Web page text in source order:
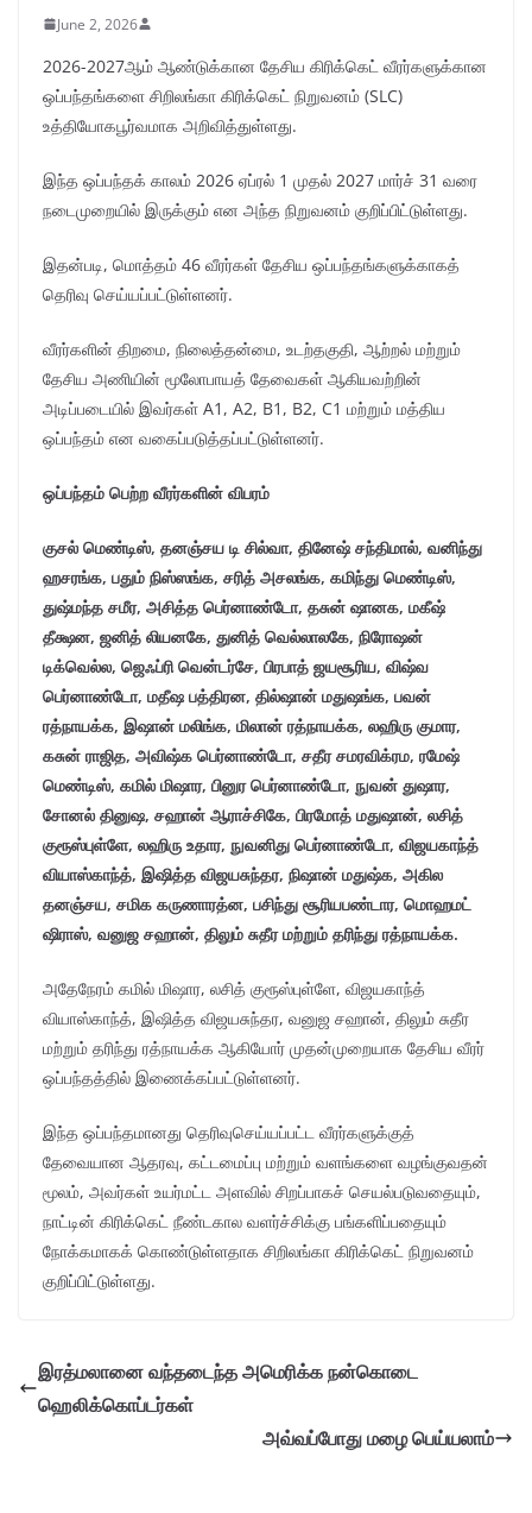
June 2, 2026
2026-2027ஆம் ஆண்டுக்கான தேசிய கிரிக்கெட் வீரர்களுக்கான
ஒப்பந்தங்களை சிறிலங்கா கிரிக்கெட் நிறுவனம் (SLC)
உத்தியோகபூர்வமாக அறிவித்துள்ளது.
இந்த ஒப்பந்தக் காலம் 2026 ஏப்ரல் 1 முதல் 2027 மார்ச் 31 வரை
நடைமுறையில் இருக்கும் என அந்த நிறுவனம் குறிப்பிட்டுள்ளது.
இதன்படி, மொத்தம் 46 வீரர்கள் தேசிய ஒப்பந்தங்களுக்காகத்
தெரிவு செய்யப்பட்டுள்ளனர்.
வீரர்களின் திறமை, நிலைத்தன்மை, உடற்தகுதி, ஆற்றல் மற்றும்
தேசிய அணியின் மூலோபாயத் தேவைகள் ஆகியவற்றின்
அடிப்படையில் இவர்கள் A1, A2, B1, B2, C1 மற்றும் மத்திய
ஒப்பந்தம் என வகைப்படுத்தப்பட்டுள்ளனர்.
ஒப்பந்தம் பெற்ற வீரர்களின் விபரம்
குசல் மெண்டிஸ், தனஞ்சய டி சில்வா, தினேஷ் சந்திமால், வனிந்து
ஹசரங்க, பதும் நிஸ்ஸங்க, சரித் அசலங்க, கமிந்து மெண்டிஸ்,
துஷ்மந்த சமீர, அசித்த பெர்னாண்டோ, தசுன் ஷானக, மகீஷ்
தீக்ஷன, ஜனித் லியனகே, துனித் வெல்லாலகே, நிரோஷன்
டிக்வெல்ல, ஜெஃப்ரி வென்டர்சே, பிரபாத் ஜயசூரிய, விஷ்வ
பெர்னாண்டோ, மதீஷ பத்திரன, தில்ஷான் மதுஷங்க, பவன்
ரத்நாயக்க, இஷான் மலிங்க, மிலான் ரத்நாயக்க, லஹிரு குமார,
கசுன் ராஜித, அவிஷ்க பெர்னாண்டோ, சதீர சமரவிக்ரம, ரமேஷ்
மெண்டிஸ், கமில் மிஷார, பினுர பெர்னாண்டோ, நுவன் துஷார,
சோனல் தினுஷ, சஹான் ஆராச்சிகே, பிரமோத் மதுஷான், லசித்
குரூஸ்புள்ளே, லஹிரு உதார, நுவனிது பெர்னாண்டோ, விஜயகாந்த்
வியாஸ்காந்த், இஷித்த விஜயசுந்தர, நிஷான் மதுஷ்க, அகில
தனஞ்சய, சமிக கருணாரத்ன, பசிந்து சூரியபண்டார, மொஹமட்
ஷிராஸ், வனுஜ சஹான், திலும் சுதீர மற்றும் தரிந்து ரத்நாயக்க.
அதேநேரம் கமில் மிஷார, லசித் குரூஸ்புள்ளே, விஜயகாந்த்
வியாஸ்காந்த், இஷித்த விஜயசுந்தர, வனுஜ சஹான், திலும் சுதீர
மற்றும் தரிந்து ரத்நாயக்க ஆகியோர் முதன்முறையாக தேசிய வீரர்
ஒப்பந்தத்தில் இணைக்கப்பட்டுள்ளனர்.
இந்த ஒப்பந்தமானது தெரிவுசெய்யப்பட்ட வீரர்களுக்குத்
தேவையான ஆதரவு, கட்டமைப்பு மற்றும் வளங்களை வழங்குவதன்
மூலம், அவர்கள் உயர்மட்ட அளவில் சிறப்பாகச் செயல்படுவதையும்,
நாட்டின் கிரிக்கெட் நீண்டகால வளர்ச்சிக்கு பங்களிப்பதையும்
நோக்கமாகக் கொண்டுள்ளதாக சிறிலங்கா கிரிக்கெட் நிறுவனம்
குறிப்பிட்டுள்ளது.
இரத்மலானை வந்தடைந்த அமெரிக்க நன்கொடை
ஹெலிக்கொப்டர்கள்
அவ்வப்போது மழை பெய்யலாம்